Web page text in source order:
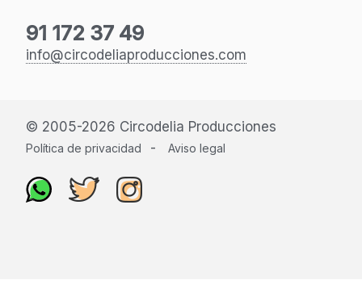
91 172 37 49
info@circodeliaproducciones.com
© 2005-2026 Circodelia Producciones
Política de privacidad - Aviso legal